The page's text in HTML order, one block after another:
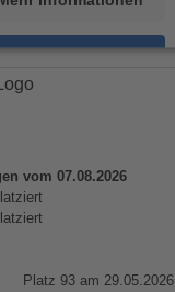
Akzeptieren
by
vom 07.08.2026
Platz 93 am 29.05.2026